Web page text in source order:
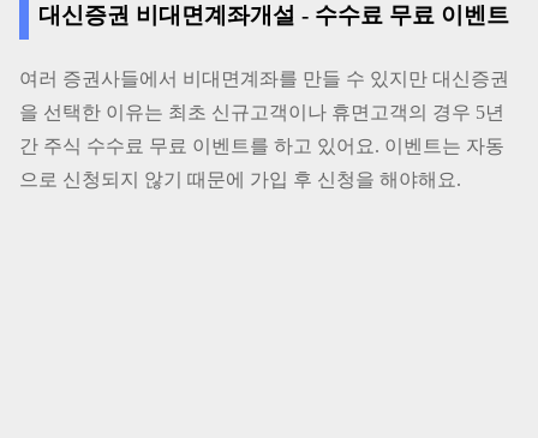
대신증권 비대면계좌개설 - 수수료 무료 이벤트
여러 증권사들에서 비대면계좌를 만들 수 있지만 대신증권
을 선택한 이유는 최초 신규고객이나 휴면고객의 경우 5년
간 주식 수수료 무료 이벤트를 하고 있어요. 이벤트는 자동
으로 신청되지 않기 때문에 가입 후 신청을 해야해요.